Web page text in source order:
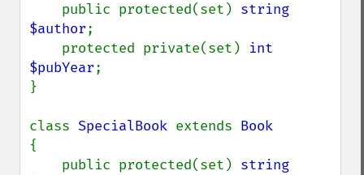
    public protected(set)
string
$author;
    protected private(set)
int
$pubYear;
}
class SpecialBook extends
{
    public protected(set)
string